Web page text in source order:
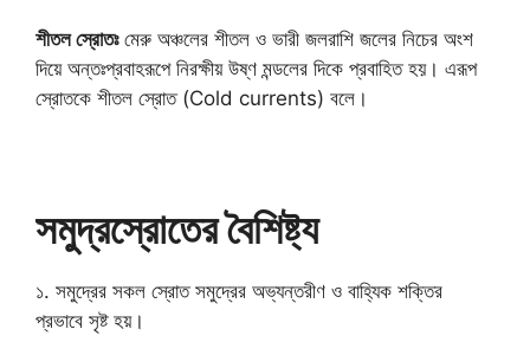
শীতল স্রোতঃমেরু অঞ্চলের শীতল ও ভারী জলরাশি জলের নিচের অংশ
দিয়ে অন্তঃপ্রবাহরূপে নিরক্ষীয় উষ্ণ মন্ডলের দিকে প্রবাহিত হয়। এরূপ
স্রোতকে শীতল স্রোত (Cold currents) বলে।
সমুদ্রস্রোতের বৈশিষ্ট্য
১. সমুদ্রের সকল স্রোত সমুদ্রের অভ্যন্তরীণ ও বাহ্যিক শক্তির
প্রভাবে সৃষ্ট হয়।